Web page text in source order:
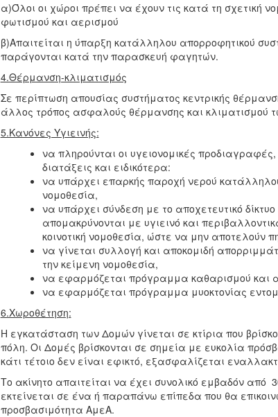
α)Όλοι οι χώροι πρέπει να έχουν τις κατά τη σχετική
φωτισμού και αερισμού
β)Απαιτείται η ύπαρξη κατάλληλου απορροφητικού
παράγονται κατά την παρασκευή φαγητών.
4.Θέρμανση-κλιματισμός
Σε περίπτωση απουσίας συστήματος κεντρικής
άλλος τρόπος ασφαλούς θέρμανσης και κλιματισμού
5.Κανόνες Υγιεινής:
να πληρούνται οι υγειονομικές
διατάξεις και ειδικότερα:
να υπάρχει επαρκής παροχή νερού
νομοθεσία,
να υπάρχει σύνδεση με το αποχετευτικό
απομακρύνονται με υγιεινό και
κοινοτική νομοθεσία, ώστε να μην
να γίνεται συλλογή και αποκομιδή
την κείμενη νομοθεσία,
να εφαρμόζεται πρόγραμμα καθαρισμού και
να εφαρμόζεται πρόγραμμα μυοκτονίας
6.Χωροθέτηση:
Η εγκατάσταση των Δομών γίνεται σε κτίρια που
πόλη. Οι Δομές βρίσκονται σε σημεία με ευκολία
κάτι τέτοιο δεν είναι εφικτό, εξασφαλίζεται
Το ακίνητο απαιτείται να έχει συνολικό εμβαδόν από
εκτείνεται σε ένα ή παραπάνω επίπεδα που θα
προσβασιμότητα ΑμεΑ.